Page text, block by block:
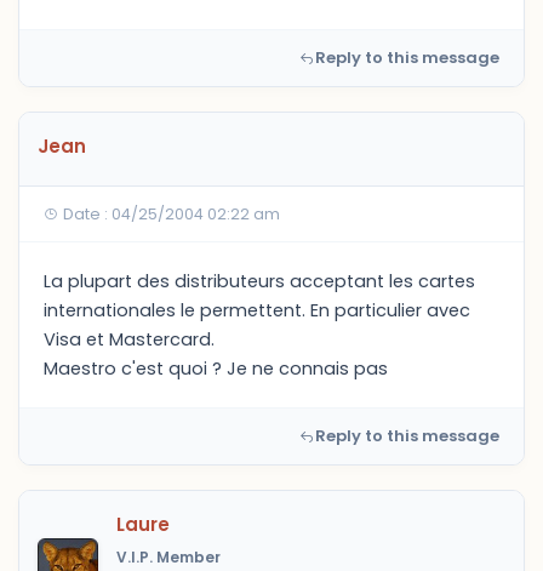
Reply to this message
Jean
Date : 04/25/2004 02:22 am
La plupart des distributeurs acceptant les cartes
internationales le permettent. En particulier avec
Visa et Mastercard.
Maestro c'est quoi ? Je ne connais pas
Reply to this message
Laure
V.I.P. Member